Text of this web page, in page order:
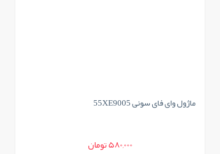
ماژول وای فای سونی 55XE9005
580,000 تومان